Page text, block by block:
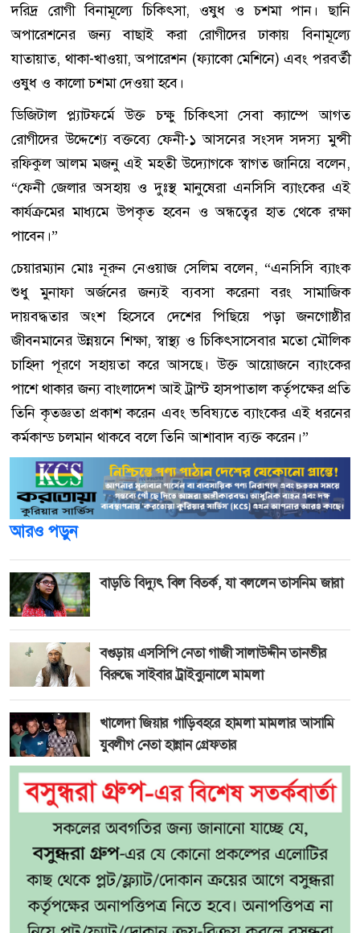
দরিদ্র রোগী বিনামূল্যে চিকিৎসা, ওষুধ ও চশমা পান। ছানি
অপারেশনের জন্য বাছাই করা রোগীদের ঢাকায় বিনামূল্যে
যাতায়াত, থাকা-খাওয়া, অপারেশন (ফ্যাকো মেশিনে) এবং পরবর্তী
ওষুধ ও কালো চশমা দেওয়া হবে।
ডিজিটাল প্ল্যাটফর্মে উক্ত চক্ষু চিকিৎসা সেবা ক্যাম্পে আগত
রোগীদের উদ্দেশ্যে বক্তব্যে ফেনী-১ আসনের সংসদ সদস্য মুন্সী
রফিকুল আলম মজনু এই মহতী উদ্যোগকে স্বাগত জানিয়ে বলেন,
“ফেনী জেলার অসহায় ও দুঃস্থ মানুষেরা এনসিসি ব্যাংকের এই
কার্যক্রমের মাধ্যমে উপকৃত হবেন ও অন্ধত্বের হাত থেকে রক্ষা
পাবেন।”
চেয়ারম্যান মোঃ নূরুন নেওয়াজ সেলিম বলেন, “এনসিসি ব্যাংক
শুধু মুনাফা অর্জনের জন্যই ব্যবসা করেনা বরং সামাজিক
দায়বদ্ধতার অংশ হিসেবে দেশের পিছিয়ে পড়া জনগোষ্ঠীর
জীবনমানের উন্নয়নে শিক্ষা, স্বাস্থ্য ও চিকিৎসাসেবার মতো মৌলিক
চাহিদা পূরণে সহায়তা করে আসছে। উক্ত আয়োজনে ব্যাংকের
পাশে থাকার জন্য বাংলাদেশ আই ট্রাস্ট হাসপাতাল কর্তৃপক্ষের প্রতি
তিনি কৃতজ্ঞতা প্রকাশ করেন এবং ভবিষ্যতে ব্যাংকের এই ধরনের
কর্মকান্ড চলমান থাকবে বলে তিনি আশাবাদ ব্যক্ত করেন।”
আরও পড়ুন
বাড়তি বিদ্যুৎ বিল বিতর্ক, যা বললেন তাসনিম জারা
বগুড়ায় এসসিপি নেতা গাজী সালাউদ্দীন তানভীর
বিরুদ্ধে সাইবার ট্রাইব্যুনালে মামলা
খালেদা জিয়ার গাড়িবহরে হামলা মামলার আসামি
যুবলীগ নেতা হান্নান গ্রেফতার